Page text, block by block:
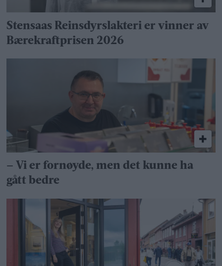
Stensaas Reinsdyrslakteri er vinner av
Bærekraftprisen 2026
– Vi er fornøyde, men det kunne ha
gått bedre